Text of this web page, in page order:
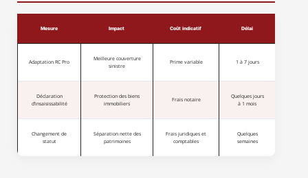
Mesure Impact Coût indicatif Délai
Adaptation RC Pro
Meilleure couverture
sinistre
Prime variable 1 à 7 jours
Déclaration
d’insaisissabilité
Protection des biens
immobiliers
Frais notaire
Quelques jours
à 1 mois
Changement de
statut
Séparation nette des
patrimoines
Frais juridiques et
comptables
Quelques
semaines